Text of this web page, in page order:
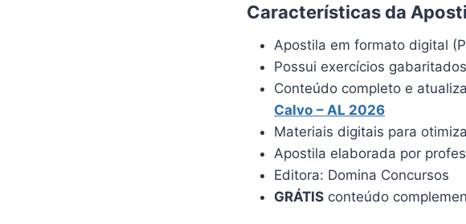
Características da
Apostila em formato digital
Possui exercícios gabaritados
Conteúdo completo e
Calvo – AL 2026
Materiais digitais para
Apostila elaborada por
Editora: Domina Concursos
GRÁTIS conteúdo